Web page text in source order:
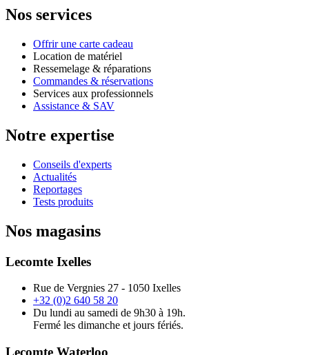
Nos services
Offrir une carte cadeau
Location de matériel
Ressemelage & réparations
Commandes & réservations
Services aux professionnels
Assistance & SAV
Notre expertise
Conseils d'experts
Actualités
Reportages
Tests produits
Nos magasins
Lecomte Ixelles
Rue de Vergnies 27 - 1050 Ixelles
+32 (0)2 640 58 20
Du lundi au samedi de 9h30 à 19h.
Fermé les dimanche et jours fériés.
Lecomte Waterloo